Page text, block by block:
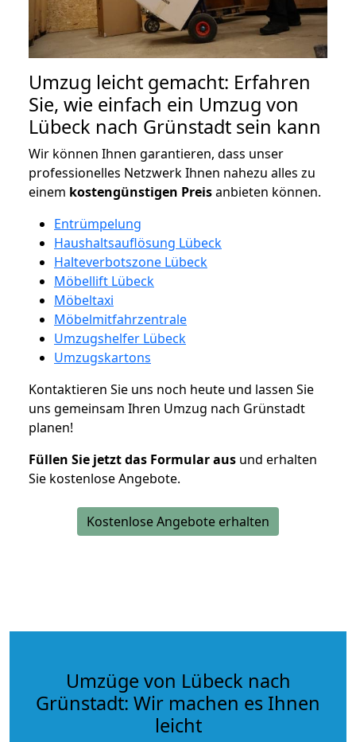
Umzug leicht gemacht: Erfahren
Sie, wie einfach ein Umzug von
Lübeck nach Grünstadt sein kann
Wir können Ihnen garantieren, dass unser
professionelles Netzwerk Ihnen nahezu alles zu
einem kostengünstigen Preisanbieten können.
Entrümpelung
Haushaltsauflösung Lübeck
Halteverbotszone Lübeck
Möbellift Lübeck
Möbeltaxi
Möbelmitfahrzentrale
Umzugshelfer Lübeck
Umzugskartons
Kontaktieren Sie uns noch heute und lassen Sie
uns gemeinsam Ihren Umzug nach Grünstadt
planen!
Füllen Sie jetzt das Formular aus und erhalten
Sie kostenlose Angebote.
Kostenlose Angebote erhalten
Umzüge von Lübeck nach
Grünstadt: Wir machen es Ihnen
leicht